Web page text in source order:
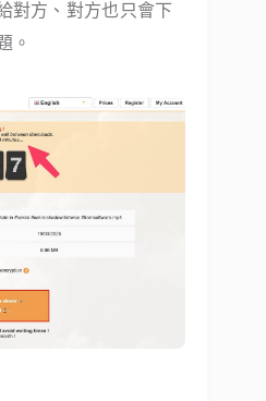
對方、對方也只會下
。